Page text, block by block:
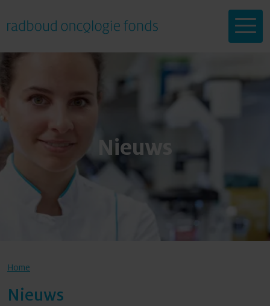
Nieuws
Home
Nieuws
Help mee
Onderzoeken
Doneren
Over ons